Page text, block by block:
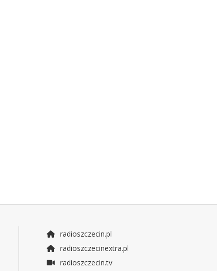
radioszczecin.pl
radioszczecinextra.pl
radioszczecin.tv